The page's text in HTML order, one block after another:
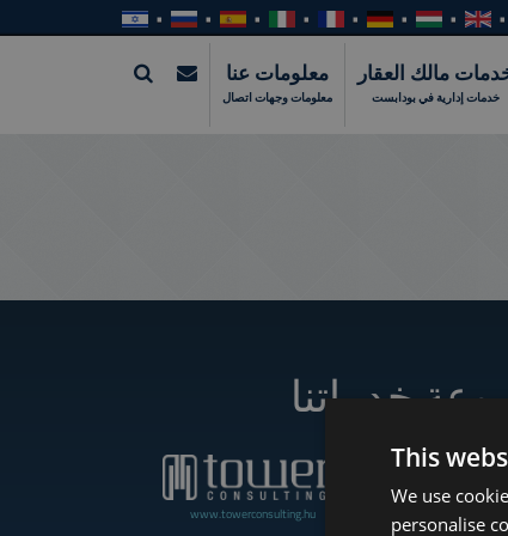
مالك العقار
خدمات إدارية في بودابست
معلومات عنا
معلومات وجهات اتصال
خدماتنا
www.towerconsulting.hu
This
We use
personalise